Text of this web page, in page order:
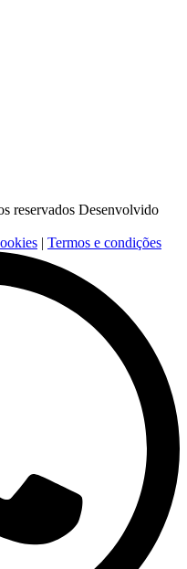
reservados Desenvolvido
| Termos e condições